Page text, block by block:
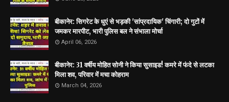
बीकानेर: सिगरेट के धुएं से भड़की 'सांप्रदायिक' चिंगारी; दो गुटों में
जमकर मारपीट, भारी पुलिस बल ने संभाला मोर्चा
April 06, 2026
बीकानेर: 31 वर्षीय मोहित सोनी ने किया सुसाइड! कमरे में फंदे से लटका
मिला शव, परिवार में मचा कोहराम
March 04, 2026